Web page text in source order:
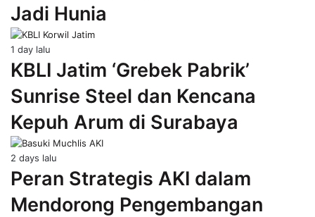
Jadi Hunia
1 day lalu
KBLI Jatim ‘Grebek Pabrik’
Sunrise Steel dan Kencana
Kepuh Arum di Surabaya
2 days lalu
Peran Strategis AKI dalam
Mendorong Pengembangan